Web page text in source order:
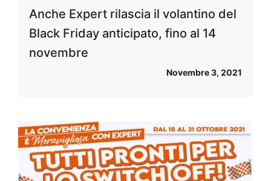
Anche Expert rilascia il volantino del
Black Friday anticipato, fino al 14
novembre
Novembre 3, 2021